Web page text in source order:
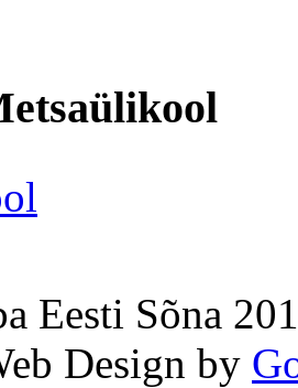
Eesti Sõna
Design by